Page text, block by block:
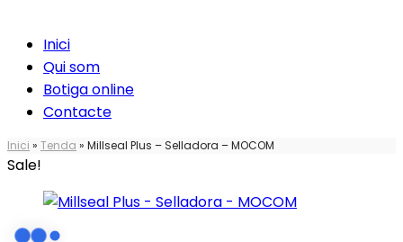
Inici
Qui som
Botiga online
Contacte
Inici » Tenda » Millseal Plus – Selladora – MOCOM
Sale!